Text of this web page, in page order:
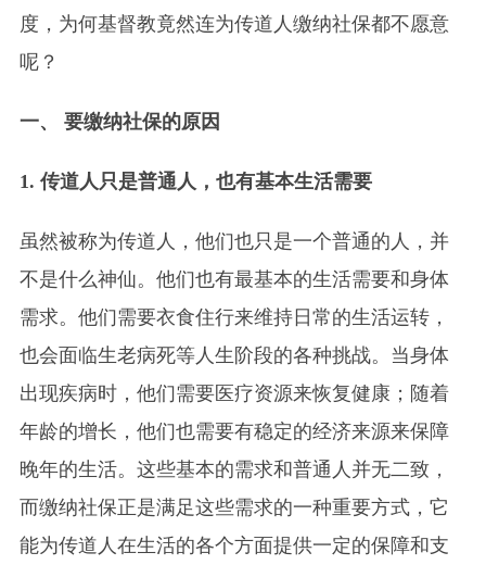
度，为何基督教竟然连为传道人缴纳社保都不愿意
呢？
一、 要缴纳社保的原因
1. 传道人只是普通人，也有基本生活需要
虽然被称为传道人，他们也只是一个普通的人，并
不是什么神仙。他们也有最基本的生活需要和身体
需求。他们需要衣食住行来维持日常的生活运转，
也会面临生老病死等人生阶段的各种挑战。当身体
出现疾病时，他们需要医疗资源来恢复健康；随着
年龄的增长，他们也需要有稳定的经济来源来保障
晚年的生活。这些基本的需求和普通人并无二致，
而缴纳社保正是满足这些需求的一种重要方式，它
能为传道人在生活的各个方面提供一定的保障和支